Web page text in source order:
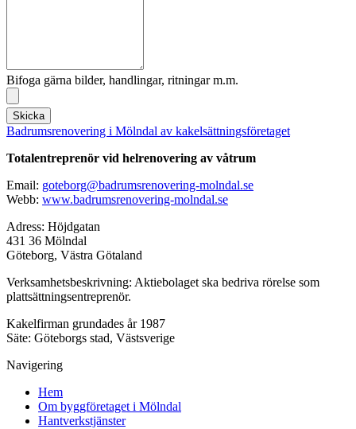
Bifoga gärna bilder, handlingar, ritningar m.m.
Skicka
Badrumsrenovering i Mölndal av kakelsättningsföretaget
Totalentreprenör vid helrenovering av våtrum
Email: goteborg@badrumsrenovering-molndal.se
Webb: www.badrumsrenovering-molndal.se
Adress: Höjdgatan
431 36 Mölndal
Göteborg, Västra Götaland
Verksamhetsbeskrivning: Aktiebolaget ska bedriva rörelse som
plattsättningsentreprenör.
Kakelfirman grundades år 1987
Säte: Göteborgs stad, Västsverige
Navigering
Hem
Om byggföretaget i Mölndal
Hantverkstjänster